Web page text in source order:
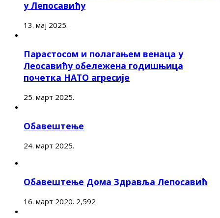
у Лепосавићу
13. мај 2025.
Парастосом и полагањем венаца у
Леосавићу обележена годишњица
почетка НАТО агресије
25. март 2025.
Обавештење
24. март 2025.
Обавештење Дома Здравља Лепосавић
16. март 2020. 2,592